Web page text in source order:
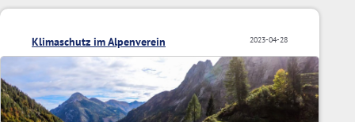
2023-04-28
Klimaschutz im Alpenverein